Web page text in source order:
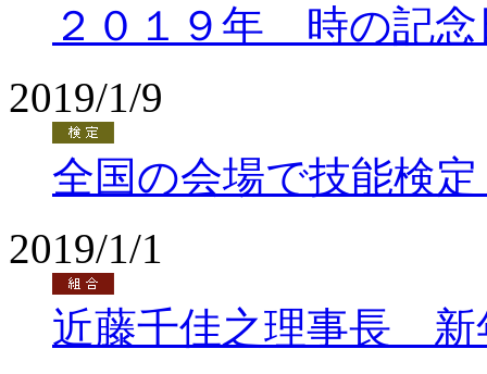
２０１９年 時の記
2019/1/9
全国の会場で技能検
2019/1/1
近藤千佳之理事長 新